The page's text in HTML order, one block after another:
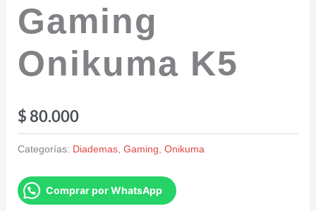
Gaming
Onikuma K5
$ 80.000
Categorías: Diademas, Gaming Onikuma
Comprar por WhatsApp